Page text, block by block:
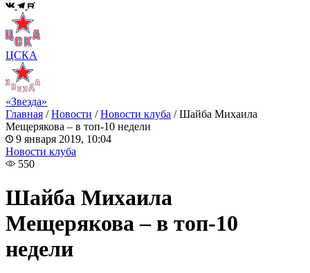
ЦСКА
«Звезда»
Главная /Новости /Новости клуба /Шайба Михаила
Мещерякова – в топ-10 недели
9 января 2019, 10:04
Новости клуба
550
Шайба Михаила
Мещерякова – в топ-10
недели